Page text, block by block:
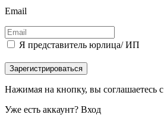
Email
Я представитель юрлица/ ИП
Зарегистрироваться
Нажимая на кнопку, вы соглашаетесь с
Уже есть аккаунт? Вход